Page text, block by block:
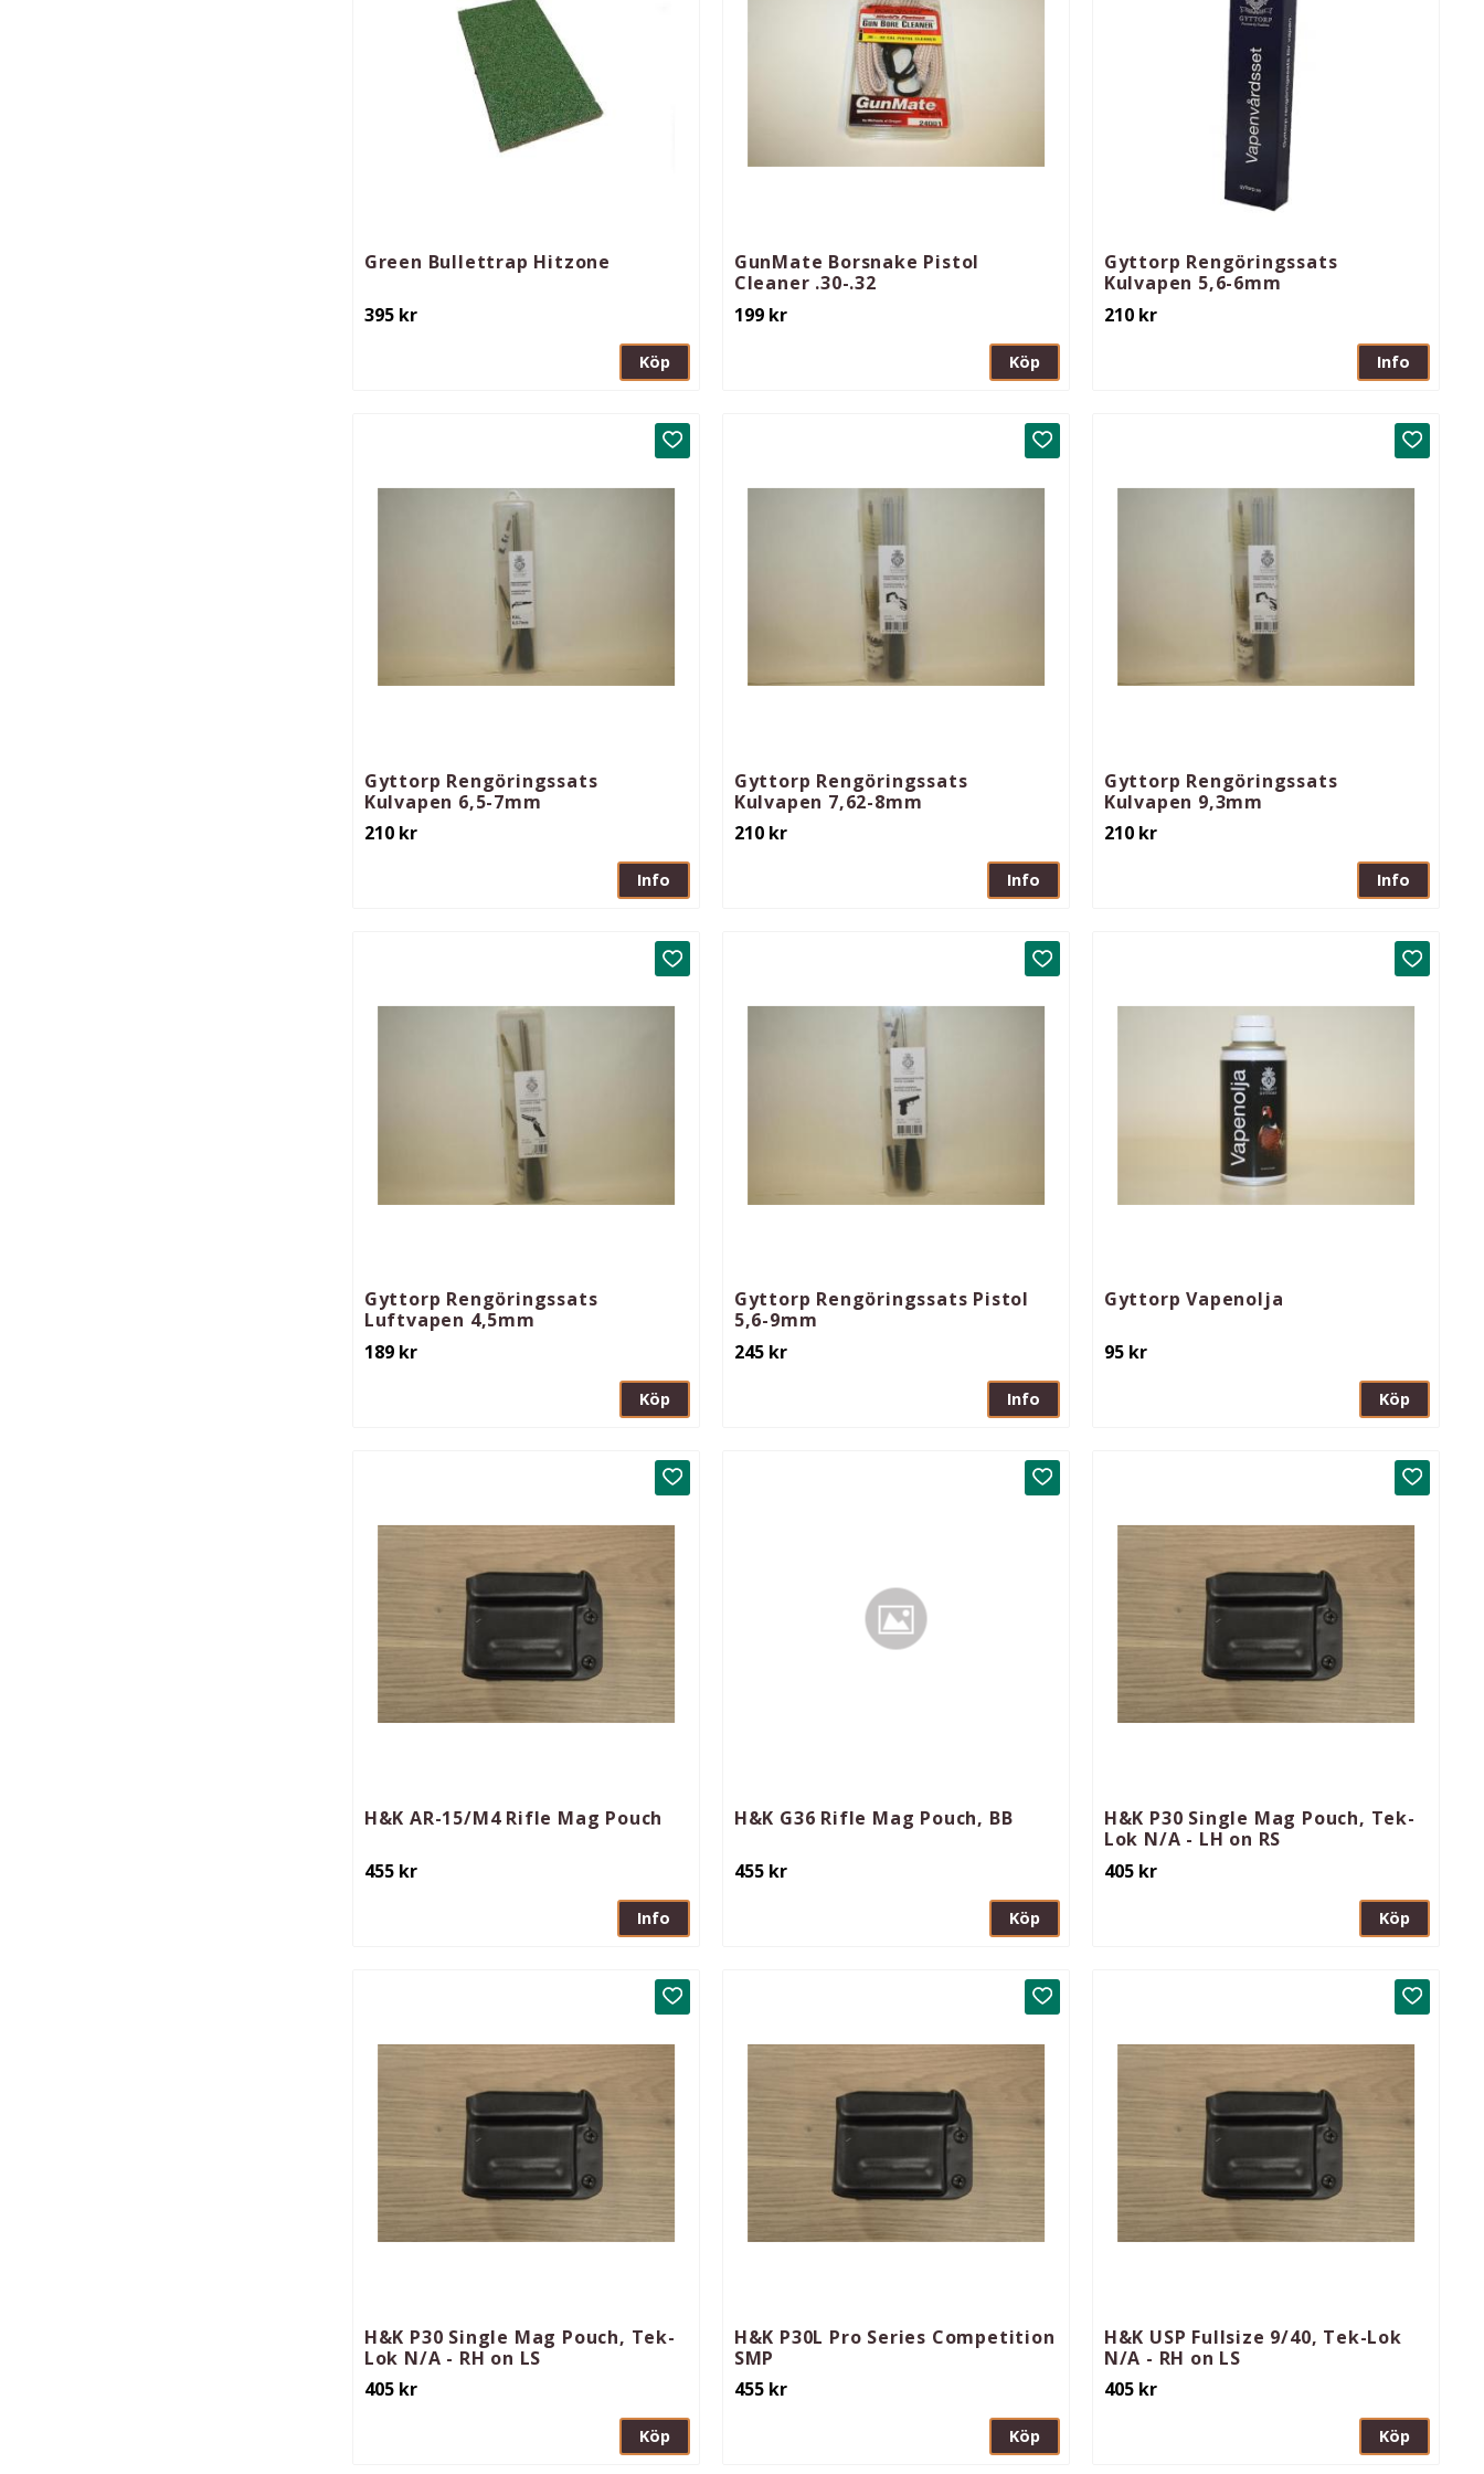
Green Bullettrap Hitzone
395kr
Köp
GunMate Borsnake Pistol
Cleaner .30-.32
199kr
Köp
Gyttorp Rengöringssats
Kulvapen 5,6-6mm
210kr
Info
Gyttorp Rengöringssats
Kulvapen 6,5-7mm
210kr
Lägg till i favoriter
Info
Gyttorp Rengöringssats
Kulvapen 7,62-8mm
210kr
Lägg till i favoriter
Info
Gyttorp Rengöringssats
Kulvapen 9,3mm
210kr
Lägg till
Info
Gyttorp Rengöringssats
Luftvapen 4,5mm
189kr
Lägg till i favoriter
Köp
Gyttorp Rengöringssats Pistol
5,6-9mm
245kr
Lägg till i favoriter
Info
Gyttorp Vapenolja
95kr
Lägg till
Köp
H&K AR-15/M4 Rifle Mag Pouch
455kr
Lägg till i favoriter
Info
H&K G36 Rifle Mag Pouch, BB
455kr
Lägg till i favoriter
Köp
H&K P30 Single Mag Pouch, Tek-
Lok N/A - LH on RS
405kr
Lägg till
Köp
H&K P30 Single Mag Pouch, Tek-
Lok N/A - RH on LS
405kr
Lägg till i favoriter
Köp
H&K P30L Pro Series Competition
SMP
455kr
Lägg till i favoriter
Köp
H&K USP Fullsize 9/40, Tek-Lok
N/A - RH on LS
405kr
Lägg till
Köp